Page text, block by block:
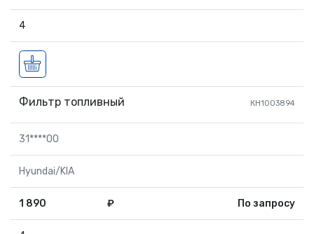
4
Фильтр топливный КН1003894
31****00
Hyundai/KIA
1 890 ₽ По запросу